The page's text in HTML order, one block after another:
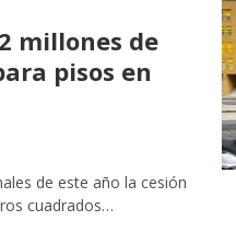
millones de
pisos en
de este año la cesión
cuadrados…